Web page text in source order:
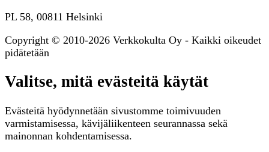
PL 58, 00811 Helsinki
Copyright © 2010-2026 Verkkokulta Oy - Kaikki oikeudet
pidätetään
Valitse, mitä evästeitä käytät
Evästeitä hyödynnetään sivustomme toimivuuden
varmistamisessa, kävijäliikenteen seurannassa sekä
mainonnan kohdentamisessa.